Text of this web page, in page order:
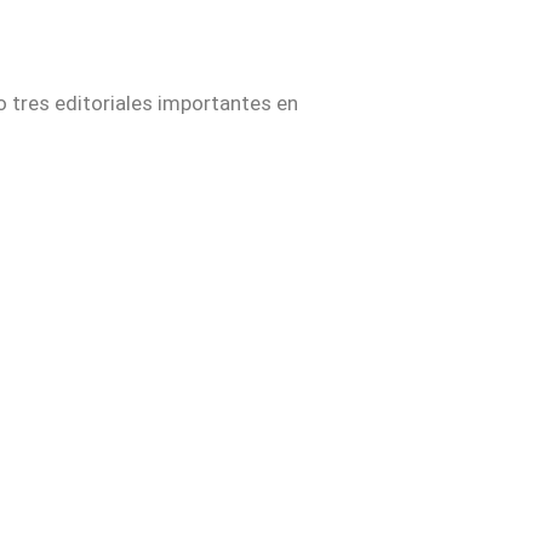
tres editoriales importantes en